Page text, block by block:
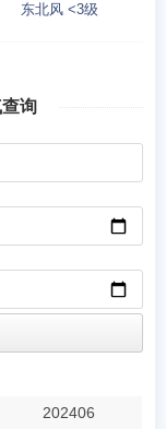
东北风 <3级
询
202406